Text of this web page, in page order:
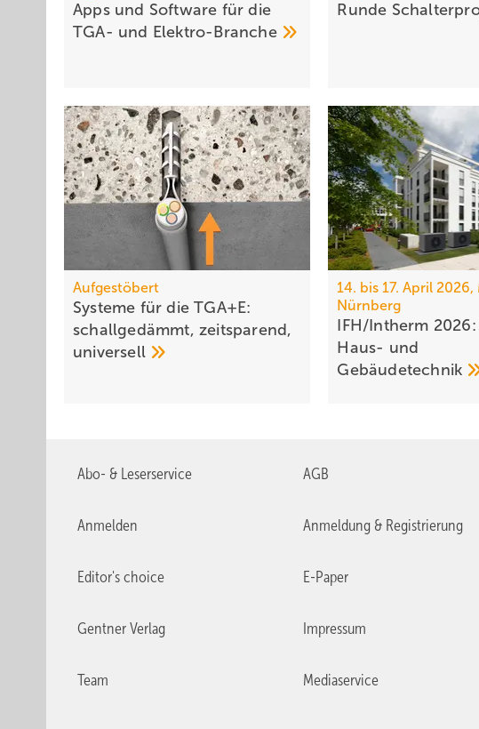
Apps und Soft­ware für die
TGA- und Elek­tro-Branche
Runde
Aufgestöbert
Systeme für die TGA+E:
schall­ge­dämmt, zeit­spa­rend,
uni­ver­sell
14. bis 17. April 2026,
Nürnberg
IFH/Intherm
Haus- und
Ge­bäu­de­tech­nik
Abo- & Leserservice AGB
Anmelden Anmeldung & Registrierung
Editor's choice E-Paper
Gentner Verlag Impressum
Team Mediaservice